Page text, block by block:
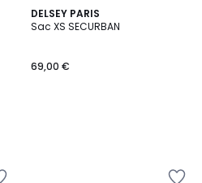
DELSEY PARIS
Sac XS SECURBAN
69,00 €